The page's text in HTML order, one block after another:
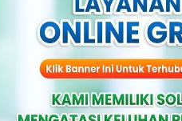
sembuh,
terutama bila
adalah: